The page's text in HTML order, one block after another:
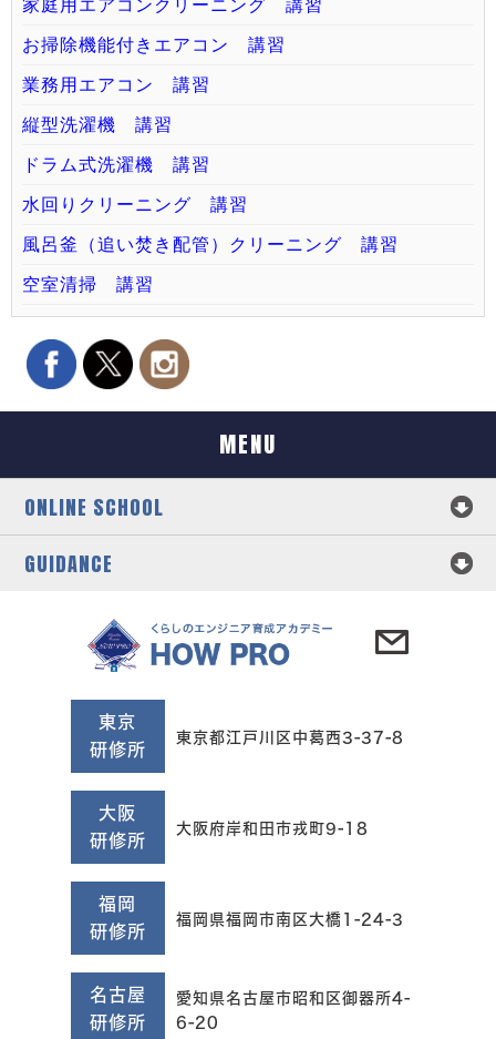
家庭用エアコンクリーニング 講習
お掃除機能付きエアコン 講習
業務用エアコン 講習
縦型洗濯機 講習
ドラム式洗濯機 講習
水回りクリーニング 講習
風呂釜（追い焚き配管）クリーニング 講習
空室清掃 講習
MENU
ONLINE SCHOOL
GUIDANCE
東京
研修所
東京都江戸川区中葛西3-37-8
大阪
研修所
大阪府岸和田市戎町9-18
福岡
研修所
福岡県福岡市南区大橋1-24-3
名古屋
研修所
愛知県名古屋市昭和区御器所4-
6-20